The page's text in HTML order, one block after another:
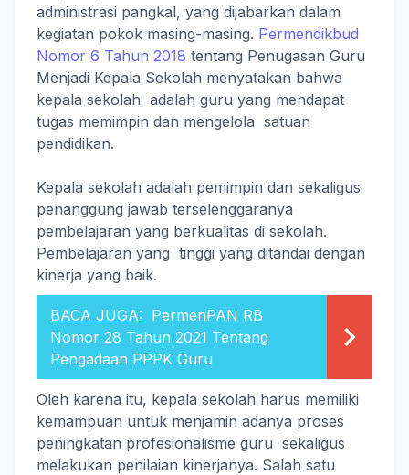
administrasi pangkal, yang dijabarkan dalam
kegiatan pokok masing-masing. Permendikbud
Nomor 6 Tahun 2018 tentang Penugasan Guru
Menjadi Kepala Sekolah menyatakan bahwa
kepala sekolah adalah guru yang mendapat
tugas memimpin dan mengelola satuan
pendidikan.
Kepala sekolah adalah pemimpin dan sekaligus
penanggung jawab terselenggaranya
pembelajaran yang berkualitas di sekolah.
Pembelajaran yang tinggi yang ditandai dengan
kinerja yang baik.
BACA JUGA: PermenPAN RB
Nomor 28 Tahun 2021 Tentang
Pengadaan PPPK Guru
Oleh karena itu, kepala sekolah harus memiliki
kemampuan untuk menjamin adanya proses
peningkatan profesionalisme guru sekaligus
melakukan penilaian kinerjanya. Salah satu